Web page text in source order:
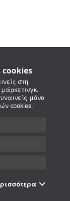
cookies
στη
μόνο
cookies.